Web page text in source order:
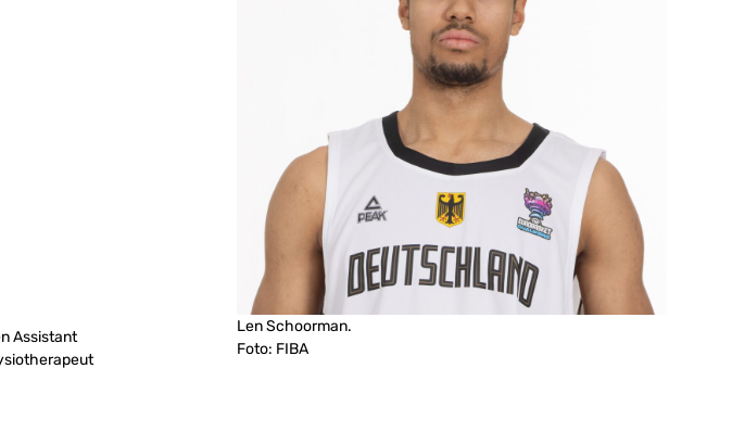
Assistant
Len Schoorman.
Foto: FIBA